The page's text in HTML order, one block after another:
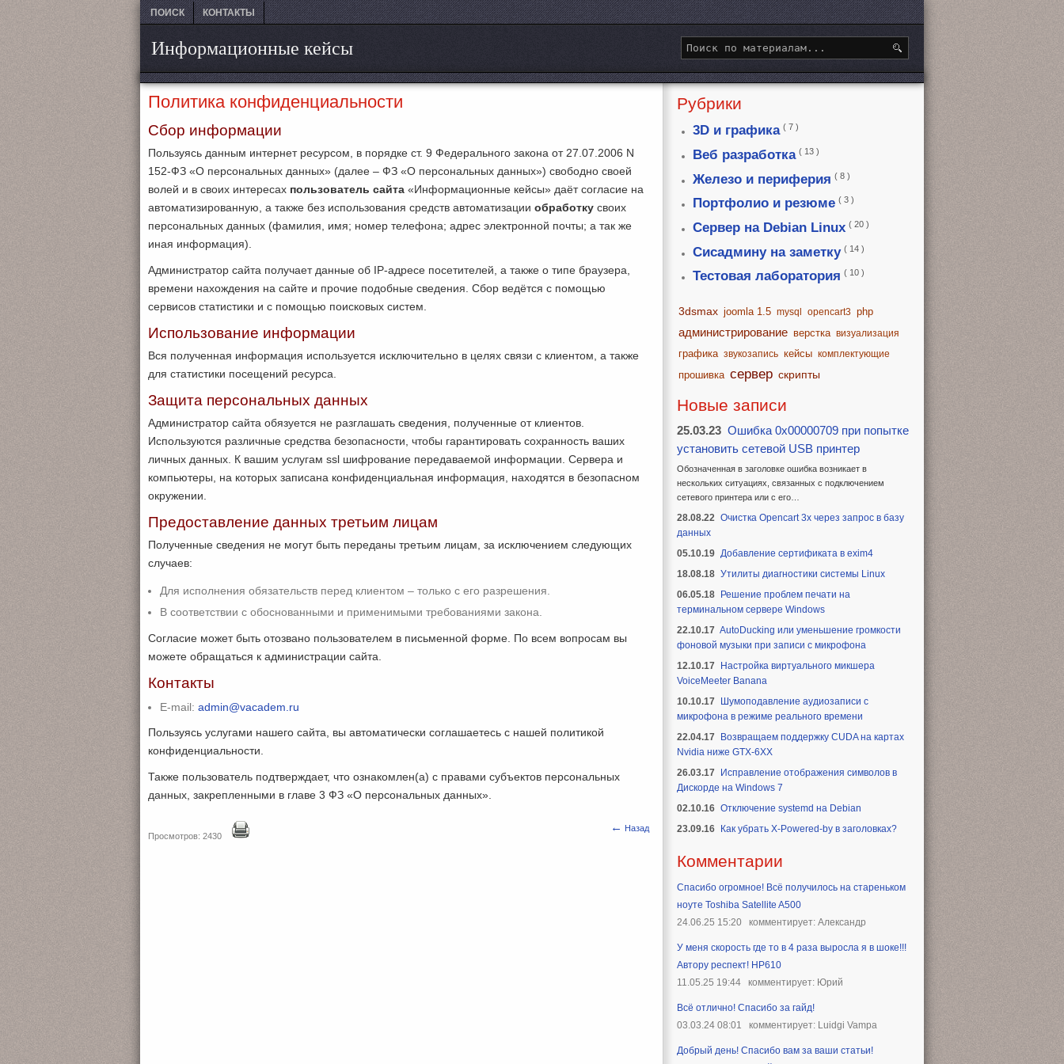
ПОИСК КОНТАКТЫ
Информационные кейсы
Политика конфиденциальности
Сбор информации
Пользуясь данным интернет ресурсом, в порядке ст. 9 Федерального закона от 27.07.2006 N
152-ФЗ «О персональных данных» (далее – ФЗ «О персональных данных») свободно своей
волей и в своих интересах пользователь сайта «Информационные кейсы» даёт согласие на
автоматизированную, а также без использования средств автоматизации обработку своих
персональных данных (фамилия, имя; номер телефона; адрес электронной почты; а так же
иная информация).
Администратор сайта получает данные об IP-адресе посетителей, а также о типе браузера,
времени нахождения на сайте и прочие подобные сведения. Сбор ведётся с помощью
сервисов статистики и с помощью поисковых систем.
Использование информации
Вся полученная информация используется исключительно в целях связи с клиентом, а также
для статистики посещений ресурса.
Защита персональных данных
Администратор сайта обязуется не разглашать сведения, полученные от клиентов.
Используются различные средства безопасности, чтобы гарантировать сохранность ваших
личных данных. К вашим услугам ssl шифрование передаваемой информации. Сервера и
компьютеры, на которых записана конфиденциальная информация, находятся в безопасном
окружении.
Предоставление данных третьим лицам
Полученные сведения не могут быть переданы третьим лицам, за исключением следующих
случаев:
Для исполнения обязательств перед клиентом – только с его разрешения.
В соответствии с обоснованными и применимыми требованиями закона.
Согласие может быть отозвано пользователем в письменной форме. По всем вопросам вы
можете обращаться к администрации сайта.
Контакты
E-mail: admin@vacadem.ru
Пользуясь услугами нашего сайта, вы автоматически соглашаетесь с нашей политикой
конфиденциальности.
Также пользователь подтверждает, что ознакомлен(а) с правами субъектов персональных
данных, закрепленными в главе 3 ФЗ «О персональных данных».
Просмотров: 2430
← Назад
Рубрики
3D и графика ( 7 )
Веб разработка ( 13 )
Железо и периферия ( 8 )
Портфолио и резюме ( 3 )
Сервер на Debian Linux ( 20 )
Сисадмину на заметку ( 14 )
Тестовая лаборатория ( 10 )
3dsmax joomla 1.5 mysql opencart3 php
администрирование верстка визуализация
графика звукозапись кейсы комплектующие
прошивка сервер скрипты
Новые записи
25.03.23 Ошибка 0x00000709 при попытке
установить сетевой USB принтер
Обозначенная в заголовке ошибка возникает в
нескольких ситуациях, связанных с подключением
сетевого принтера или с его…
28.08.22 Очистка Opencart 3x через запрос в базу
данных
05.10.19 Добавление сертификата в exim4
18.08.18 Утилиты диагностики системы Linux
06.05.18 Решение проблем печати на
терминальном сервере Windows
22.10.17 AutoDucking или уменьшение громкости
фоновой музыки при записи с микрофона
12.10.17
Настройка виртуального микшера
VoiceMeeter Banana
10.10.17
Шумоподавление аудиозаписи с
микрофона в режиме реального времени
22.04.17
Возвращаем поддержку CUDA на картах
Nvidia ниже GTX-6XX
26.03.17
Исправление отображения символов в
Дискорде на Windows 7
02.10.16 Отключение systemd на Debian
23.09.16 Как убрать X-Powered-by в заголовках?
Комментарии
Спасибо огромное! Всё получилось на стареньком
ноуте Toshiba Satellite A500
24.06.25 15:20 комментирует: Александр
У меня скорость где то в 4 раза выросла я в шоке!!!
Автору респект! HP610
11.05.25 19:44 комментирует: Юрий
Всё отлично! Спасибо за гайд!
03.03.24 08:01
комментирует: Luidgi Vampa
Добрый день! Спасибо вам за ваши статьи!